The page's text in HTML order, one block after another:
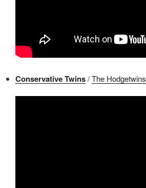
Conservative Twins/The Hodgetwins